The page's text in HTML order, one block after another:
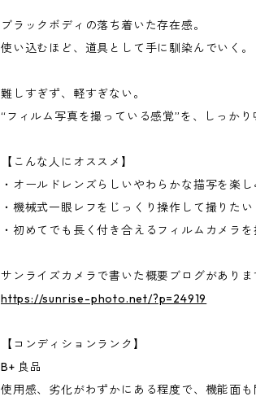
ブラックボディの落ち着いた存在感。
使い込むほど、道具として手に馴染んでいく。
難しすぎず、軽すぎない。
“フィルム写真を撮っている感覚”を、しっか
【こんな人にオススメ】
・オールドレンズらしいやわらかな描写を楽し
・機械式一眼レフをじっくり操作して撮りたい
・初めてでも長く付き合えるフィルムカメラを
サンライズカメラで書いた概要ブログがありま
https://sunrise-photo.net/?p=24919
【コンディションランク】
B+ 良品
使用感、劣化がわずかにある程度で、機能面も